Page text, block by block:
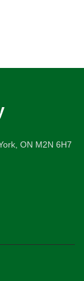
ON M2N 6H7